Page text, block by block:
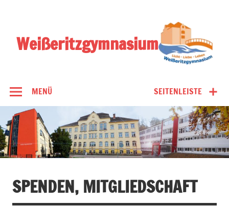
Weißeritzgymnasium
SEITENLEISTE
MENÜ
SPENDEN, MITGLIEDSCHAFT